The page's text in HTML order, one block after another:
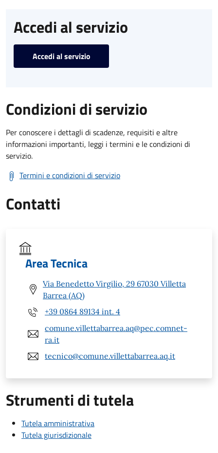
Accedi al servizio
Accedi al servizio
Condizioni di servizio
Per conoscere i dettagli di scadenze, requisiti e altre
informazioni importanti, leggi i termini e le condizioni di
servizio.
Termini e condizioni di servizio
Contatti
Area Tecnica
Via Benedetto Virgilio, 29 67030 Villetta
Barrea (AQ)
+39 0864 89134 int. 4
comune.villettabarrea.aq@pec.comnet-
ra.it
tecnico@comune.villettabarrea.aq.it
Strumenti di tutela
Tutela amministrativa
Tutela giurisdizionale